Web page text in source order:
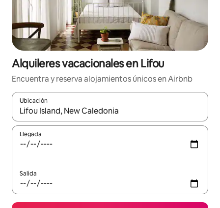
Alquileres vacacionales en Lifou
Encuentra y reserva alojamientos únicos en Airbnb
Ubicación
Cuando los resultados estén disponibles, navega con las
Llegada
Salida